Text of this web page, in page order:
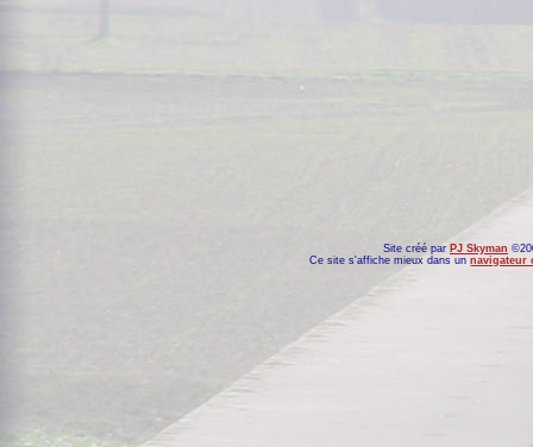
Site créé par PJ Skyman
Ce site s'affiche mieux dans unnavigateur